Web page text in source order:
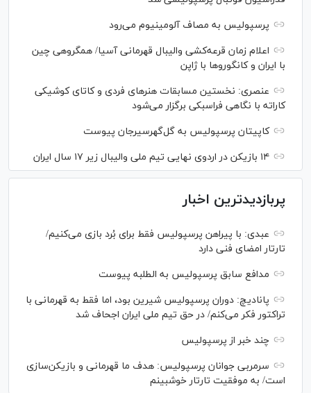
پرسپولیس به مصاف آلومینیوم می‌رود
اعلام زمان قرعه‌کشی والیبال قهرمانی آسیا/ همگروهی چین
با ایران و کانگورو‌ها با ژاپن
عنصری: نخستین مسابقات هنر‌های فردی و کاتای کوشیکی
کاراته با نگاهی فراسبکی برگزار می‌شود
کاپیتان پرسپولیس به گل‌گهرسیرجان پیوست
۱۴ بازیکن در اردوی نهایی تیم ملی والیبال زیر ۱۷ سال ایران
پربازدیدترین اخبار
عبدی: با پیراهن پرسپولیس فقط برای بُرد بازی می‌کنیم/
تارتار امضای فنی دارد
مدافع سابق پرسپولیس به الطلبه پیوست
پانادیچ: دوران پرسپولیس شیرین بود، اما فقط به قهرمانی با
تراکتور فکر می‌کنم/ در حق تیم ملی ایران اجحاف شد
چند خبر از پرسپولیس
سرمربی جوانان پرسپولیس: هدف ما قهرمانی و بازیکن‌سازی
است/ به موفقیت تارتار خوشبینم